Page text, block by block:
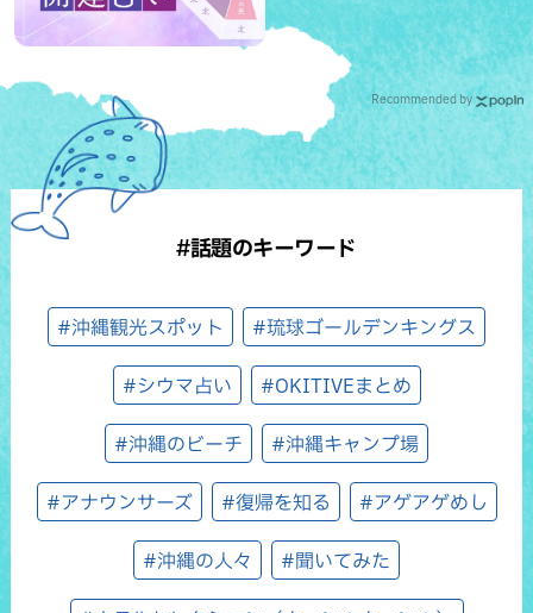
Recommended by
#話題のキーワード
#沖縄観光スポット #琉球ゴールデンキングス
#シウマ占い #OKITIVEまとめ
#沖縄のビーチ #沖縄キャンプ場
#アナウンサーズ #復帰を知る #アゲアゲめし
#沖縄の人々 #聞いてみた